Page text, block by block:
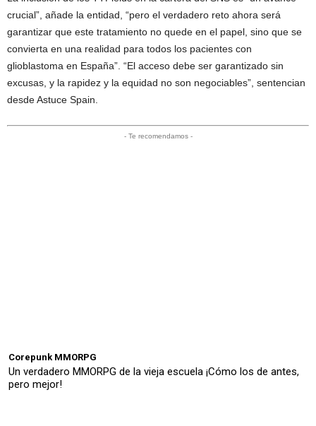
crucial”, añade la entidad, “pero el verdadero reto ahora será
garantizar que este tratamiento no quede en el papel, sino que se
convierta en una realidad para todos los pacientes con
glioblastoma en España”. “El acceso debe ser garantizado sin
excusas, y la rapidez y la equidad no son negociables”, sentencian
desde Astuce Spain.
- Te recomendamos -
Corepunk MMORPG
Un verdadero MMORPG de la vieja escuela ¡Cómo los de antes,
pero mejor!